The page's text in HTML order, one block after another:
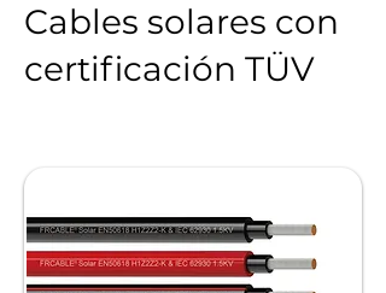
Cables solares con
certificación TÜV